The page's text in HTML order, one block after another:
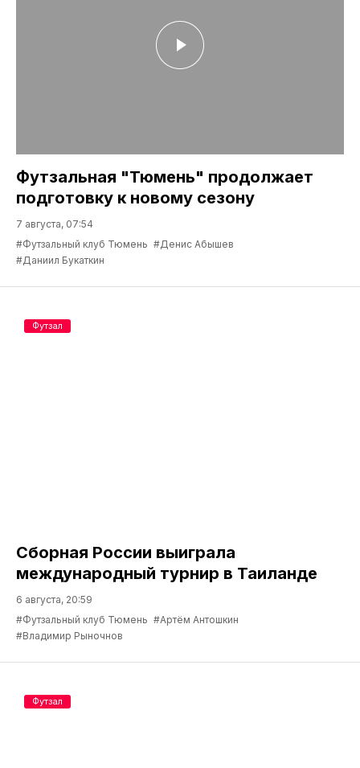
Футзальная "Тюмень" продолжает
подготовку к новому сезону
7 августа, 07:54
#Футзальный клуб Тюмень #Денис Абышев
#Даниил Букаткин
Сборная России выиграла
международный турнир в Таиланде
6 августа, 20:59
#Футзальный клуб Тюмень #Артём Антошкин
#Владимир Рыночнов
Футзал
Футзал